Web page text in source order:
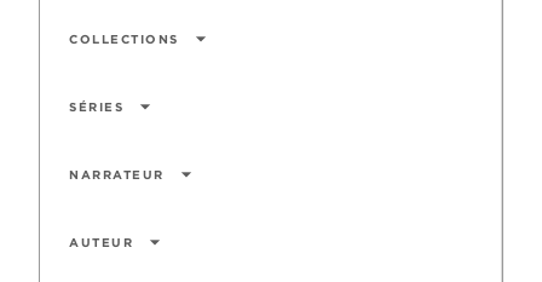
COLLECTIONS arrow_drop_down
SÉRIES arrow_drop_down
NARRATEUR arrow_drop_down
AUTEUR arrow_drop_down